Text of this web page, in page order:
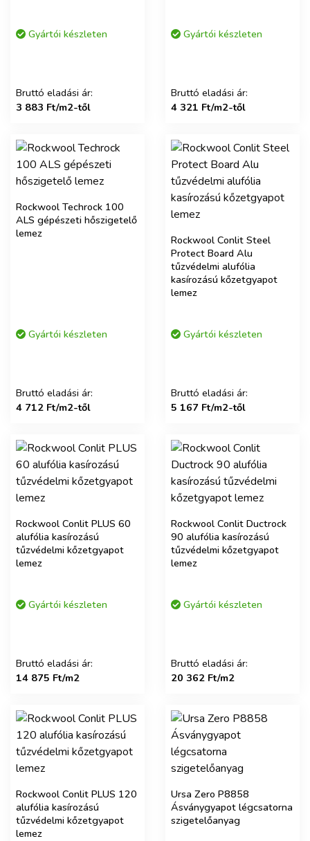
Gyártói készleten
Bruttó eladási ár:
3 883 Ft/m2-től
Gyártói készleten
Bruttó eladási ár:
4 321 Ft/m2-től
Rockwool Techrock 100
ALS gépészeti hőszigetelő
lemez
Gyártói készleten
Bruttó eladási ár:
4 712 Ft/m2-től
Rockwool Conlit Steel
Protect Board Alu
tűzvédelmi alufólia
kasírozású kőzetgyapot
lemez
Gyártói készleten
Bruttó eladási ár:
5 167 Ft/m2-től
Rockwool Conlit PLUS 60
alufólia kasírozású
tűzvédelmi kőzetgyapot
lemez
Gyártói készleten
Bruttó eladási ár:
14 875 Ft/m2
Rockwool Conlit Ductrock
90 alufólia kasírozású
tűzvédelmi kőzetgyapot
lemez
Gyártói készleten
Bruttó eladási ár:
20 362 Ft/m2
Rockwool Conlit PLUS 120
alufólia kasírozású
tűzvédelmi kőzetgyapot
lemez
Ursa Zero P8858
Ásványgyapot légcsatorna
szigetelőanyag